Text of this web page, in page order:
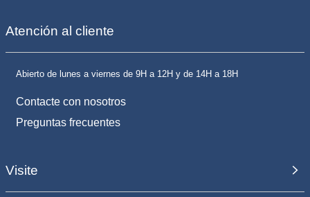
Atención al cliente
Abierto de lunes a viernes de 9H a 12H y de 14H a 18H
Contacte con nosotros
Preguntas frecuentes
Visite